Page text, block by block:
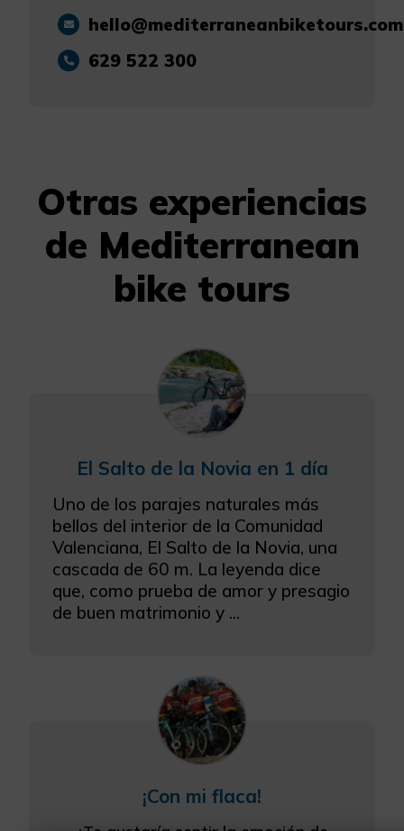
hello@mediterraneanbiketours.com
629 522 300
Otras experiencias
de Mediterranean
bike tours
El Salto de la Novia en 1 día
Uno de los parajes naturales más
bellos del interior de la Comunidad
Valenciana, El Salto de la Novia, una
cascada de 60 m. La leyenda dice
que, como prueba de amor y presagio
de buen matrimonio y ...
¡Con mi flaca!